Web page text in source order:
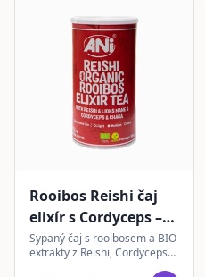
Rooibos Reishi čaj
elixír s Cordyceps –
Lion’s Mane – Chaga
| sypaný
Sypaný čaj s rooibosem a BIO
extrakty z Reishi, Cordycepsu,